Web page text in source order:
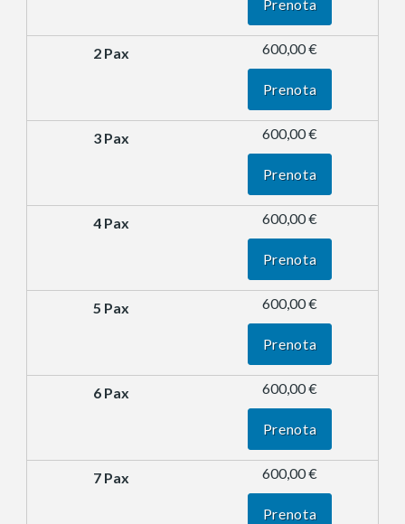
Prenota
600,00 €
Prenota
600,00 €
Prenota
600,00 €
Prenota
600,00 €
Prenota
600,00 €
Prenota
600,00 €
Prenota